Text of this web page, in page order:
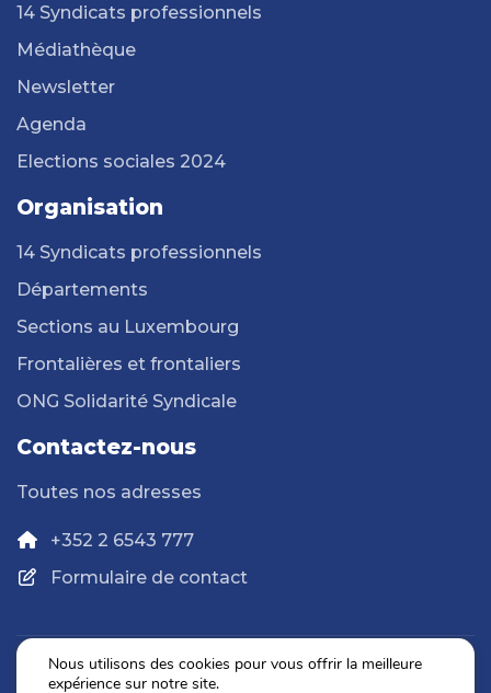
14 Syndicats professionnels
Médiathèque
Newsletter
Agenda
Elections sociales 2024
Organisation
14 Syndicats professionnels
Départements
Sections au Luxembourg
Frontalières et frontaliers
ONG Solidarité Syndicale
Contactez-nous
Toutes nos adresses
+352 2 6543 777
Formulaire de contact
Politique de confidentialité
Nous utilisons des cookies pour vous offrir la meilleure
expérience sur notre site.